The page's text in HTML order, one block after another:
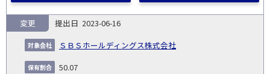
2023-06-16
ＳＢＳホールディングス株式会社
変更
50.07